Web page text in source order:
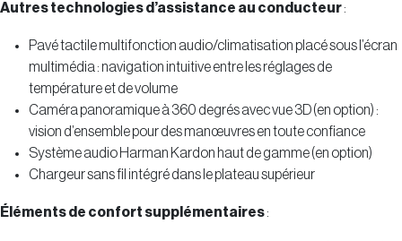
Autres technologies d’assistance au conducteur:
Pavé tactile multifonction audio/climatisation placé sous l’écran
multimédia : navigation intuitive entre les réglages de
température et de volume
Caméra panoramique à 360 degrés avec vue 3D (en option) :
vision d’ensemble pour des manœuvres en toute confiance
Système audio Harman Kardon haut de gamme (en option)
Chargeur sans fil intégré dans le plateau supérieur
Éléments de confort supplémentaires: